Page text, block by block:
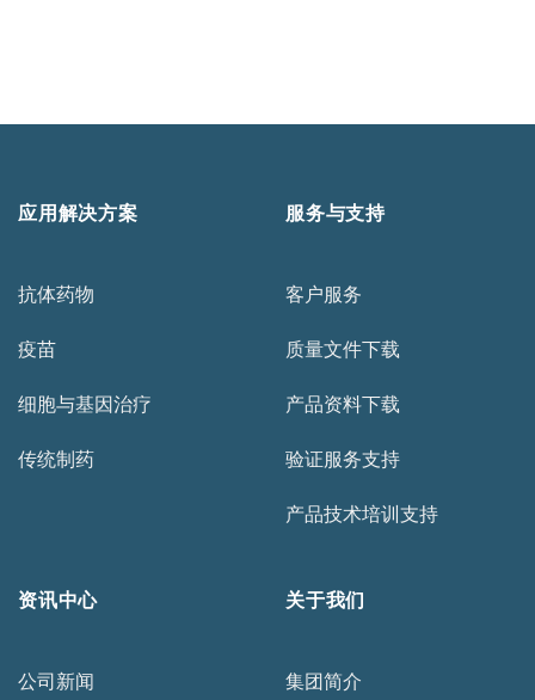
应用解决方案
抗体药物
疫苗
细胞与基因治疗
传统制药
服务与支持
客户服务
质量文件下载
产品资料下载
验证服务支持
产品技术培训支持
资讯中心
公司新闻
关于我们
集团简介